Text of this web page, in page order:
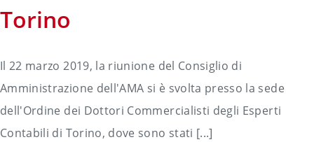
Torino
Il 22 marzo 2019, la riunione del Consiglio di
Amministrazione dell'AMA si è svolta presso la sede
dell'Ordine dei Dottori Commercialisti degli Esperti
Contabili di Torino, dove sono stati [...]